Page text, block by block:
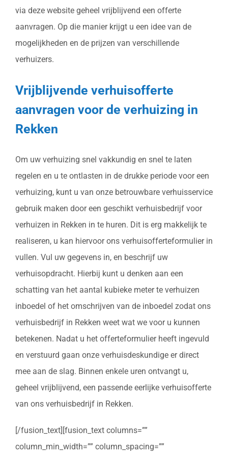
via deze website geheel vrijblijvend een offerte
aanvragen. Op die manier krijgt u een idee van de
mogelijkheden en de prijzen van verschillende
verhuizers.
Vrijblijvende verhuisofferte
aanvragen voor de verhuizing in
Rekken
Om uw verhuizing snel vakkundig en snel te laten
regelen en u te ontlasten in de drukke periode voor een
verhuizing, kunt u van onze betrouwbare verhuisservice
gebruik maken door een geschikt verhuisbedrijf voor
verhuizen in Rekken in te huren. Dit is erg makkelijk te
realiseren, u kan hiervoor ons verhuisofferteformulier in
vullen. Vul uw gegevens in, en beschrijf uw
verhuisopdracht. Hierbij kunt u denken aan een
schatting van het aantal kubieke meter te verhuizen
inboedel of het omschrijven van de inboedel zodat ons
verhuisbedrijf in Rekken weet wat we voor u kunnen
betekenen. Nadat u het offerteformulier heeft ingevuld
en verstuurd gaan onze verhuisdeskundige er direct
mee aan de slag. Binnen enkele uren ontvangt u,
geheel vrijblijvend, een passende eerlijke verhuisofferte
van ons verhuisbedrijf in Rekken.
[/fusion_text][fusion_text columns=””
column_min_width=”” column_spacing=””